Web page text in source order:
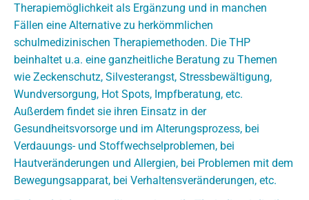
Therapiemöglichkeit als Ergänzung und in manchen
Fällen eine Alternative zu herkömmlichen
schulmedizinischen Therapiemethoden. Die THP
beinhaltet u.a. eine ganzheitliche Beratung zu Themen
wie Zeckenschutz, Silvesterangst, Stressbewältigung,
Wundversorgung, Hot Spots, Impfberatung, etc.
Außerdem findet sie ihren Einsatz in der
Gesundheitsvorsorge und im Alterungsprozess, bei
Verdauungs- und Stoffwechselproblemen, bei
Hautveränderungen und Allergien, bei Problemen mit dem
Bewegungsapparat, bei Verhaltensveränderungen, etc.